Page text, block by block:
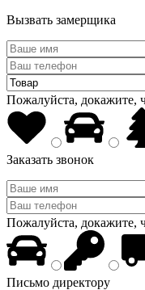
Вызвать замерщика
Пожалуйста, докажите,
Заказать звонок
Пожалуйста, докажите,
Письмо директору